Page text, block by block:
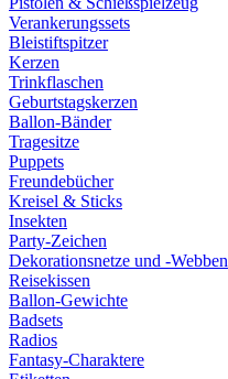
Verankerungssets
Bleistiftspitzer
Kerzen
Trinkflaschen
Geburtstagskerzen
Ballon-Bänder
Tragesitze
Puppets
Freundebücher
Kreisel & Sticks
Insekten
Party-Zeichen
Dekorationsnetze und -Webben
Reisekissen
Ballon-Gewichte
Badsets
Radios
Fantasy-Charaktere